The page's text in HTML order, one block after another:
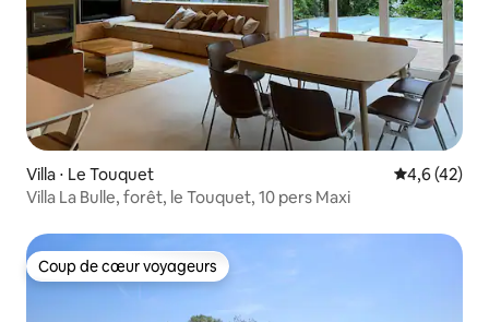
Villa ⋅ Le Touquet Évaluation
4,6 (42)
Villa La Bulle, forêt, le Touquet, 10 pers Maxi
Coup de cœur voyageurs
Coup de cœur voyageurs